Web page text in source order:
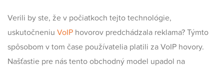
Verili by ste, že v počiatkoch tejto technológie,
uskutočneniu VoIP hovorov predchádzala reklama? Týmto
spôsobom v tom čase používatelia platili za VoIP hovory.
Našťastie pre nás tento obchodný model upadol na